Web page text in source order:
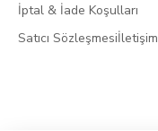
İptal & İade Koşulları
Satıcı Sözleşmesiİletişim